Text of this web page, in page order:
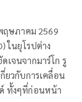
ฤษภาคม 2569
ในยุโรปต่าง
เจนจากมาร์โก รู
ยวกับการเคลื่อน
ทั้งๆที่ก่อนหน้า